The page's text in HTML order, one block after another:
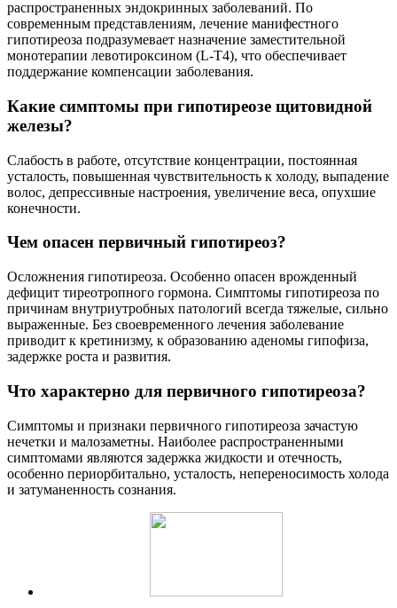
распространенных эндокринных заболеваний. По
современным представлениям, лечение манифестного
гипотиреоза подразумевает назначение заместительной
монотерапии левотироксином (L-T4), что обеспечивает
поддержание компенсации заболевания.
Какие симптомы при гипотиреозе щитовидной
железы?
Слабость в работе, отсутствие концентрации, постоянная
усталость, повышенная чувствительность к холоду, выпадение
волос, депрессивные настроения, увеличение веса, опухшие
конечности.
Чем опасен первичный гипотиреоз?
Осложнения гипотиреоза. Особенно опасен врожденный
дефицит тиреотропного гормона. Симптомы гипотиреоза по
причинам внутриутробных патологий всегда тяжелые, сильно
выраженные. Без своевременного лечения заболевание
приводит к кретинизму, к образованию аденомы гипофиза,
задержке роста и развития.
Что характерно для первичного гипотиреоза?
Симптомы и признаки первичного гипотиреоза зачастую
нечетки и малозаметны. Наиболее распространенными
симптомами являются задержка жидкости и отечность,
особенно периорбитально, усталость, непереносимость холода
и затуманенность сознания.